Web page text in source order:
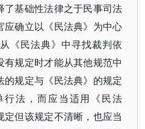
了基础性法律之于民事司法
应确立以《民法典》为中心
《民法典》中寻找裁判依
有规定时才能从其他规范中
的规定与《民法典》的规定
行法，而应当适用《民法
定但该规定不清晰，也应当